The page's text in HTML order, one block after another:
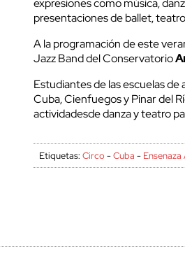
expresiones como música,
presentaciones de ballet,
A la programación de este
Jazz Band del Conservatorio
Estudiantes de las escuelas
Cuba, Cienfuegos y Pinar del
actividadesde danza y teatro
Etiquetas:Circo -Cuba -